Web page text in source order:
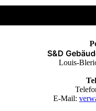
S&D
Louis-
E-Mail: